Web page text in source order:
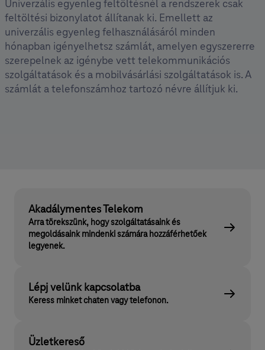
Univerzális egyenleg feltöltésnél a rendszerek csak
feltöltési bizonylatot állítanak ki. Emellett az
univerzális egyenleg felhasználásáról minden
hónapban igényelhetsz számlát, amelyen egyszererre
szerepelnek az igénybe vett telekommunikációs
szolgáltatások és a mobilvásárlási szolgáltatások is. A
számlát a telefonszámhoz tartozó névre állítjuk ki.
Akadálymentes Telekom
Arra törekszünk, hogy szolgáltatásaink és
megoldásaink mindenki számára hozzáférhetőek
legyenek.
Lépj velünk kapcsolatba
Keress minket chaten vagy telefonon.
Üzletkereső